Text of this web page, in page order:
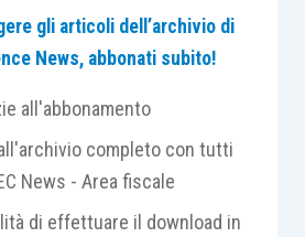
chenon sono interessate
le imprese costituite
25, comma 3 , ossia:
di entrata in vigore del D.L.
lastart-upinnovativa è stata
gli articoli dell’archivio di
News, abbonati subito!
all'abbonamento
completo con tutti
News - Area fiscale
di effettuare il download in